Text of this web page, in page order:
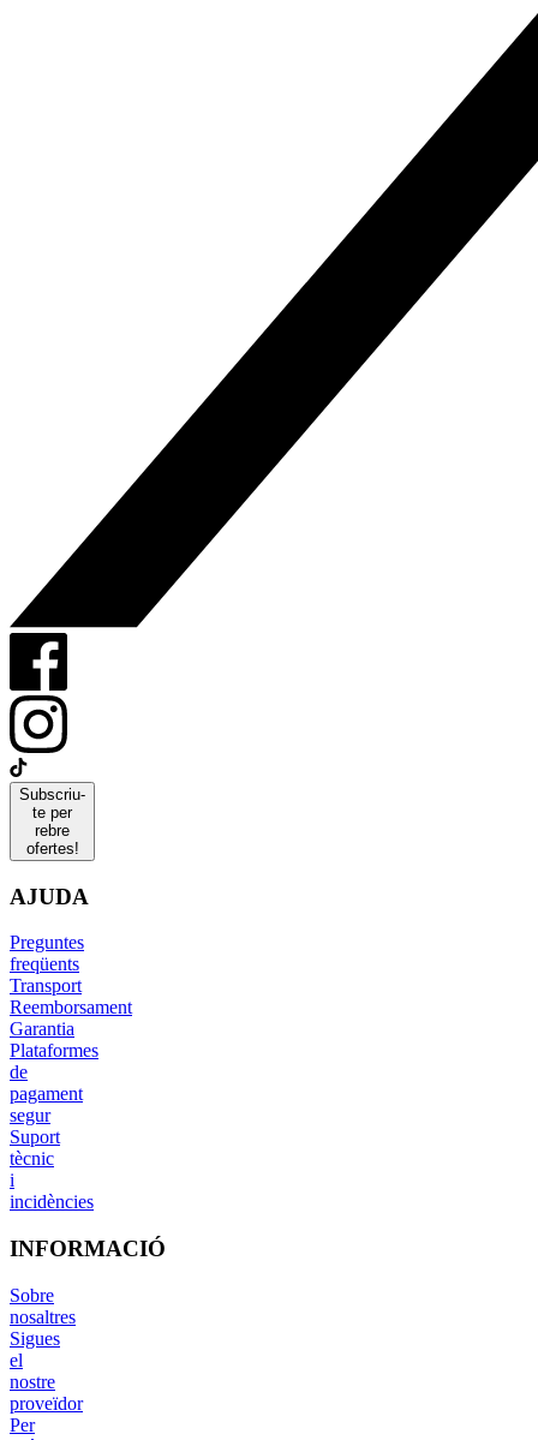
Subscriu-
te per
rebre
ofertes!
AJUDA
Preguntes
freqüents
Transport
Reemborsament
Garantia
Plataformes
de
pagament
segur
Suport
tècnic
i
incidències
INFORMACIÓ
Sobre
nosaltres
Sigues
el
nostre
proveïdor
Per